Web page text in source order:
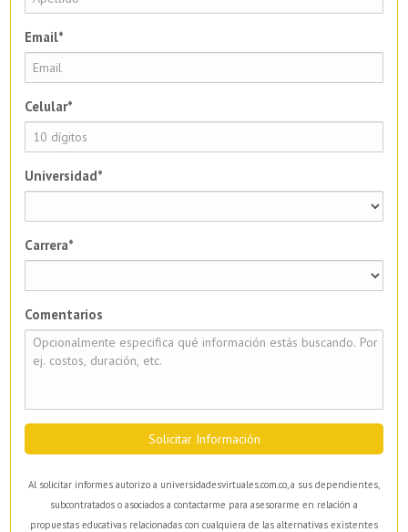
Email*
Celular*
Universidad*
Carrera*
Comentarios
Solicitar Información
Al solicitar informes autorizo a universidadesvirtuales.com.co, a sus dependientes,
subcontratados o asociados a contactarme para asesorarme en relación a
propuestas educativas relacionadas con cualquiera de las alternativas existentes